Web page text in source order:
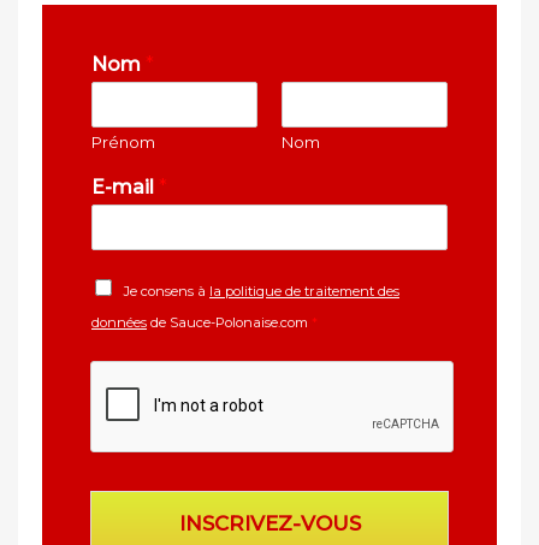
Nom *
Prénom Nom
E-mail *
Je consens à la politique de traitement des
données de Sauce-Polonaise.com *
INSCRIVEZ-VOUS